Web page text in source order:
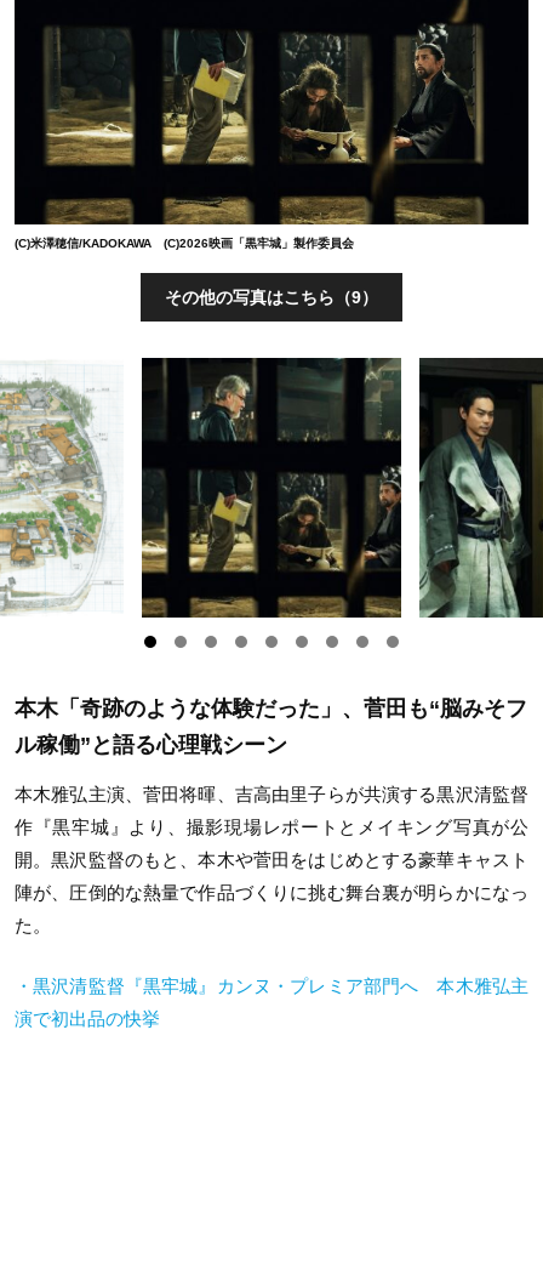
(C)米澤穂信/KADOKAWA (C)2026映画「黒牢城」製作委員会
その他の写真はこちら（9）
本木「奇跡のような体験だった」、菅田も“脳みそフ
ル稼働”と語る心理戦シーン
本木雅弘主演、菅田将暉、吉高由里子らが共演する黒沢清監督
作『黒牢城』より、撮影現場レポートとメイキング写真が公
開。黒沢監督のもと、本木や菅田をはじめとする豪華キャスト
陣が、圧倒的な熱量で作品づくりに挑む舞台裏が明らかになっ
た。
・黒沢清監督『黒牢城』カンヌ・プレミア部門へ 本木雅弘主
演で初出品の快挙